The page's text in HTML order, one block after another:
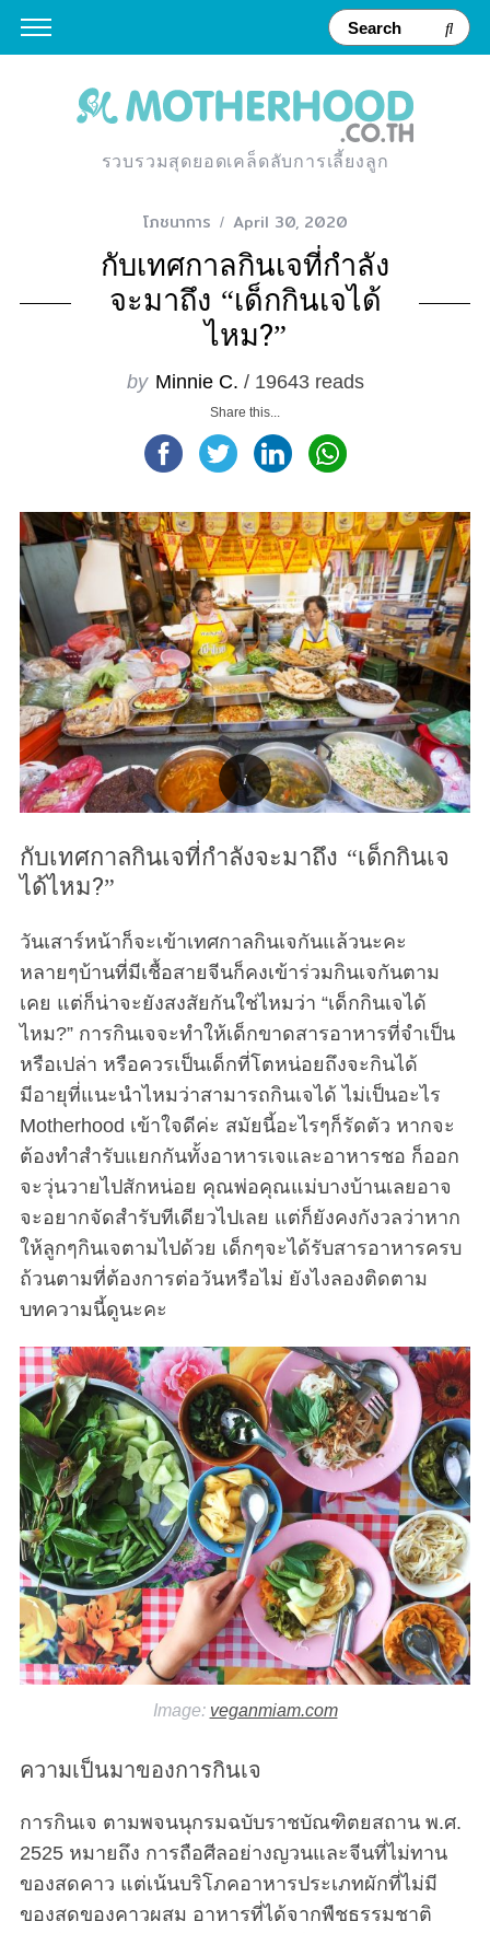
รวบรวมสุดยอดเคล็ดลับการเลี้ยงลูก
โภชนาการ April 30, 2020
กับเทศกาลกินเจที่กำลัง
จะมาถึง “เด็กกินเจได้
ไหม?”
by Minnie C. / 19643 reads
Share this...
กับเทศกาลกินเจที่กำลังจะมาถึง “เด็กกินเจ
ได้ไหม?”
วันเสาร์หน้าก็จะเข้าเทศกาลกินเจกันแล้วนะคะ
หลายๆบ้านที่มีเชื้อสายจีนก็คงเข้าร่วมกินเจกันตาม
เคย แต่ก็น่าจะยังสงสัยกันใช่ไหมว่า “เด็กกินเจได้
ไหม?” การกินเจจะทำให้เด็กขาดสารอาหารที่จำเป็น
หรือเปล่า หรือควรเป็นเด็กที่โตหน่อยถึงจะกินได้
มีอายุที่แนะนำไหมว่าสามารถกินเจได้ ไม่เป็นอะไร
Motherhood เข้าใจดีค่ะ สมัยนี้อะไรๆก็รัดตัว หากจะ
ต้องทำสำรับแยกกันทั้งอาหารเจและอาหารชอ ก็ออก
จะวุ่นวายไปสักหน่อย คุณพ่อคุณแม่บางบ้านเลยอาจ
จะอยากจัดสำรับทีเดียวไปเลย แต่ก็ยังคงกังวลว่าหาก
ให้ลูกๆกินเจตามไปด้วย เด็กๆจะได้รับสารอาหารครบ
ถ้วนตามที่ต้องการต่อวันหรือไม่ ยังไงลองติดตาม
บทความนี้ดูนะคะ
Image: veganmiam.com
ความเป็นมาของการกินเจ
การกินเจ ตามพจนนุกรมฉบับราชบัณฑิตยสถาน พ.ศ.
2525 หมายถึง การถือศีลอย่างญวนและจีนที่ไม่ทาน
ของสดคาว แต่เน้นบริโภคอาหารประเภทผักที่ไม่มี
ของสดของคาวผสม อาหารที่ได้จากพืชธรรมชาติ